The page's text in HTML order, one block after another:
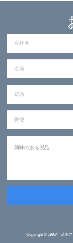
Copyright © 1995年 済南